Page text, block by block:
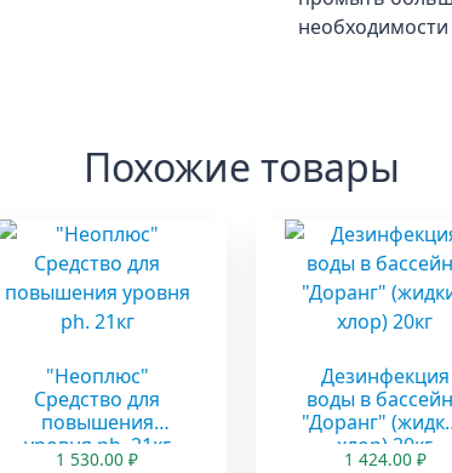
необходимости
Похожие товары
"Неоплюс"
Средство для
повышения
уровня ph. 21кг
1 530.00₽
Дезинфекция
воды в
"Доранг"
хлор) 20кг
1 424.00 ₽